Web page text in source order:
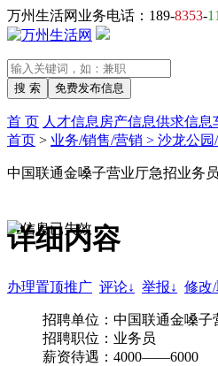
万州生活网业务电话：189-8353-
首 页 人才信息 房产信息供求信息
首页 > 业务/销售/营销 > 沙龙公
中国联通金嗓子营业厅急招业务员
详细内容
办理置顶推广 评论↓ 举报↓ 修改
招聘单位：中国联通金嗓子
招聘职位：业务员
薪资待遇：4000——6000